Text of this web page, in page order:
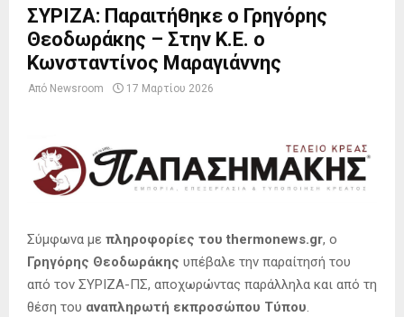
ΣΥΡΙΖΑ: Παραιτήθηκε ο Γρηγόρης
Θεοδωράκης – Στην Κ.Ε. ο
Κωνσταντίνος Μαραγιάννης
Από Newsroom 17 Μαρτίου 2026
Σύμφωνα με πληροφορίες του thermonews.gr, ο
Γρηγόρης Θεοδωράκης υπέβαλε την παραίτησή του
από τον ΣΥΡΙΖΑ-ΠΣ, αποχωρώντας παράλληλα και από τη
θέση του αναπληρωτή εκπροσώπου Τύπου.